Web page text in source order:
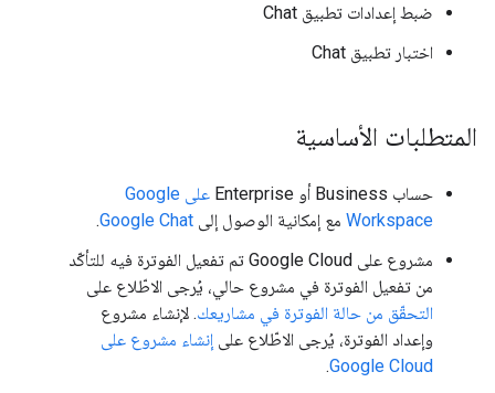
ضبط إعدادات تطبيق Chat
اختبار تطبيق Chat
المتطلبات الأساسية
حساب Business أو Enterprise
على Google
Workspace مع إمكانية الوصول إلى Google Chat
.
مشروع على Google Cloud تم تفعيل الفوترة فيه للتأكّد
من تفعيل الفوترة في مشروع حالي، يُرجى الاطّلاع على
التحقّق من حالة الفوترة في مشاريعك. لإنشاء مشروع
وإعداد الفوترة، يُرجى الاطّلاع على إنشاء مشروع على
Google Cloud
.